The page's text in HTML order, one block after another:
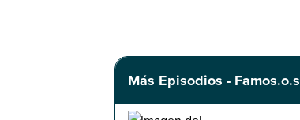
Más Episodios - Famos.o.s